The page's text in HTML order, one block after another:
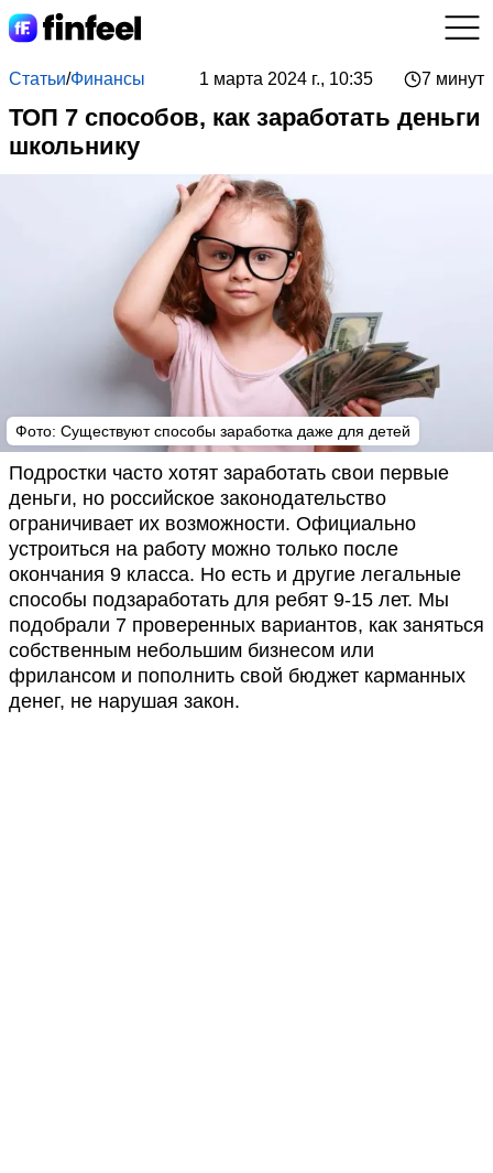
Статьи/Финансы 1 марта 2024 г., 10:35 7 минут
ТОП 7 способов, как заработать деньги
школьнику
Фото: Существуют способы заработка даже для детей
Подростки часто хотят заработать свои первые
деньги, но российское законодательство
ограничивает их возможности. Официально
устроиться на работу можно только после
окончания 9 класса. Но есть и другие легальные
способы подзаработать для ребят 9-15 лет. Мы
подобрали 7 проверенных вариантов, как заняться
собственным небольшим бизнесом или
фрилансом и пополнить свой бюджет карманных
денег, не нарушая закон.